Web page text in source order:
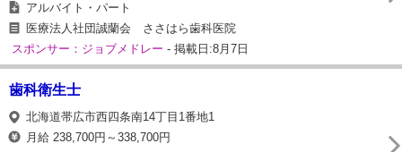
アルバイト・パート
医療法人社団誠蘭会 ささはら歯科医院
スポンサー：ジョブメドレー - 掲載日:8月7日
歯科衛生士
北海道帯広市西四条南14丁目1番地1
月給 238,700円～338,700円